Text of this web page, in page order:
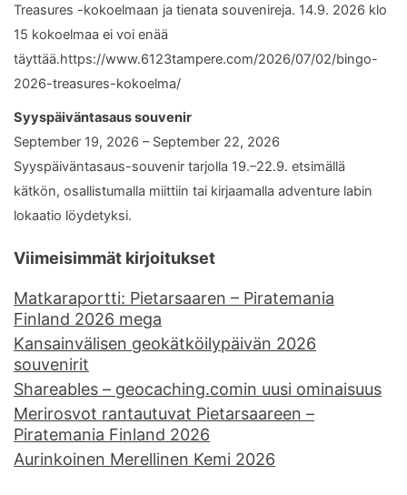
Treasures -kokoelmaan ja tienata souvenireja. 14.9. 2026 klo
15 kokoelmaa ei voi enää
täyttää.https://www.6123tampere.com/2026/07/02/bingo-
2026-treasures-kokoelma/
Syyspäiväntasaus souvenir
September 19, 2026 – September 22, 2026
Syyspäiväntasaus-souvenir tarjolla 19.–22.9. etsimällä
kätkön, osallistumalla miittiin tai kirjaamalla adventure labin
lokaatio löydetyksi.
Viimeisimmät kirjoitukset
Matkaraportti: Pietarsaaren – Piratemania
Finland 2026 mega
Kansainvälisen geokätköilypäivän 2026
souvenirit
Shareables – geocaching.comin uusi ominaisuus
Merirosvot rantautuvat Pietarsaareen –
Piratemania Finland 2026
Aurinkoinen Merellinen Kemi 2026